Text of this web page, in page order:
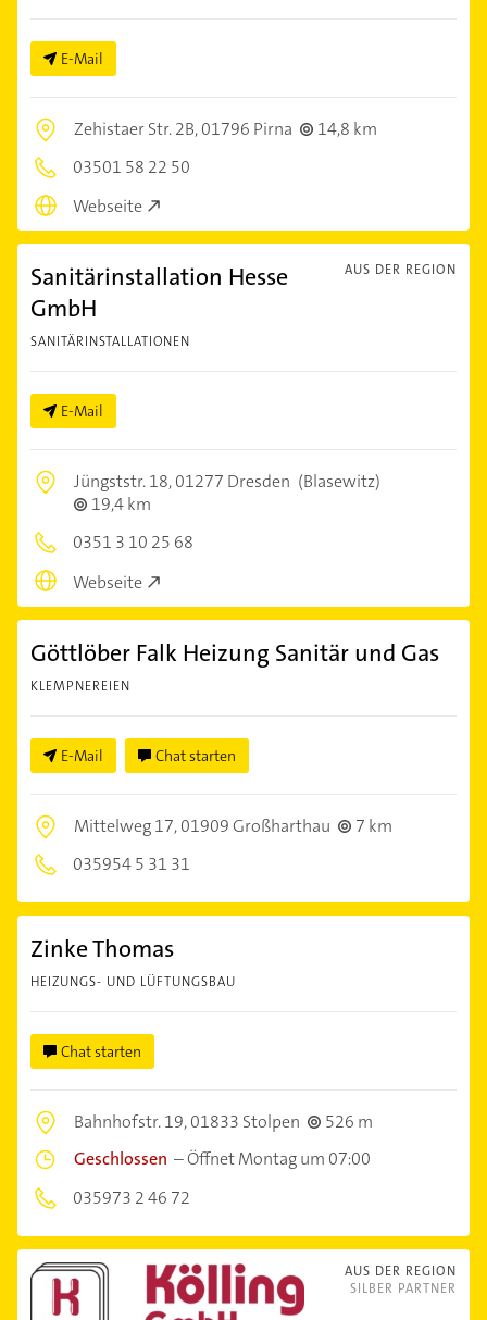
E-Mail
Zehistaer Str. 2B,01796 Pirna
14,8 km
03501 58 22 50
Webseite
AUS DER REGION
Sanitärinstallation Hesse
GmbH
SANITÄRINSTALLATIONEN
E-Mail
Jüngststr. 18,01277 Dresden (Blasewitz)
19,4 km
0351 3 10 25 68
Webseite
Göttlöber Falk Heizung Sanitär und Gas
KLEMPNEREIEN
E-Mail Chat starten
Mittelweg 17,01909 Großharthau
7 km
035954 5 31 31
Zinke Thomas
HEIZUNGS- UND LÜFTUNGSBAU
Chat starten
Bahnhofstr. 19,01833 Stolpen
526 m
Geschlossen –Öffnet Montag um 07:00
035973 2 46 72
AUS DER REGION
SILBER PARTNER